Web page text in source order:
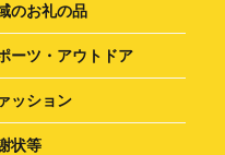
のお礼の品
ーツ・アウトドア
ッション
状等